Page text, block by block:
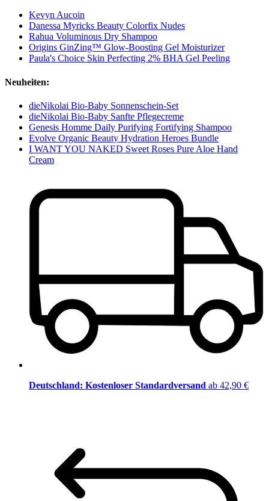
Kevyn Aucoin
Danessa Myricks Beauty Colorfix Nudes
Rahua Voluminous Dry Shampoo
Origins GinZing™ Glow-Boosting Gel Moisturizer
Paula's Choice Skin Perfecting 2% BHA Gel Peeling
Neuheiten:
dieNikolai Bio-Baby Sonnenschein-Set
dieNikolai Bio-Baby Sanfte Pflegecreme
Genesis Homme Daily Purifying Fortifying Shampoo
Evolve Organic Beauty Hydration Heroes Bundle
I WANT YOU NAKED Sweet Roses Pure Aloe Hand
Cream
Deutschland: Kostenloser Standardversand ab 42,90 €